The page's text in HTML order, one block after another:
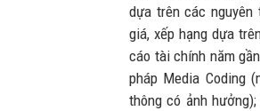
dựa trên các
giá, xếp hạng dựa
cáo tài chính năm
pháp Media Coding
thông có ảnh